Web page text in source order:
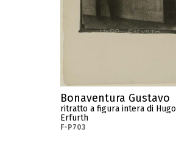
Bonaventura Gustavo
ritratto a figura intera di Hugo
Erfurth
F-P703